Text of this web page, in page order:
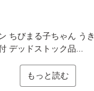
ちびまる子ちゃん う
デッドストック品...
もっと読む